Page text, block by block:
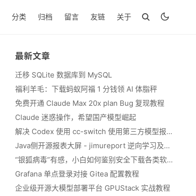
分类 归档 留言 友链 关于
最新文章
迁移 SQLite 数据库到 MySQL
福利羊毛：下载蚂蚁阿福 1 分钱领 AI 体脂秤
免费开通 Claude Max 20x plan Bug 复现教程
Claude 迷惑操作，希望国产模型崛起
解决 Codex 使用 cc-switch 使用第三方模型报错 We&#039;re currently experiencing high demand, which may cause temporary errors.
Java侧开源报表大屏 - jimureport 逆向学习及二开思路
“银狐病毒”有感，小白如何鉴别安全下载各类软件
Grafana 单点登录对接 Gitea 配置教程
企业级开源大模型部署平台 GPUStack 实战教程